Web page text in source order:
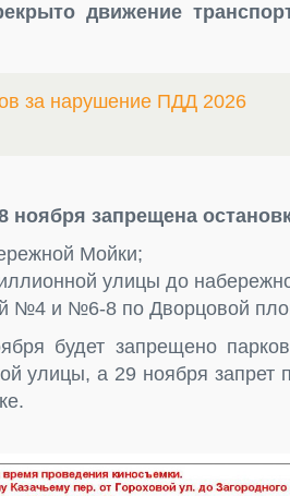
движение
за нарушение ПДД 2026
ноября запрещена
Мойки;
улицы до
№4 и №6-8 по Дворцовой
будет запрещено
улицы, а 29 ноября запрет